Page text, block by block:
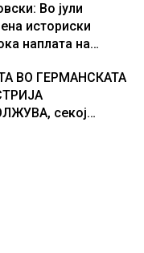
овој настан
текот на
е лидер во
по бројот на
центри за
Во јули
историски
наплата на
денари –
систем што
резултати
ВО ГЕРМАНСКАТА
секој